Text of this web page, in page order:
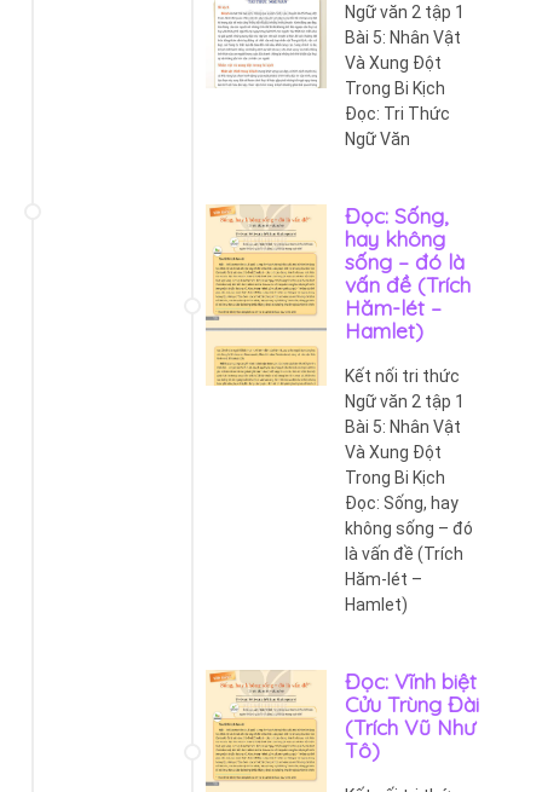
Ngữ văn 2 tập 1
Bài 5: Nhân Vật
Và Xung Đột
Trong Bi Kịch
Đọc: Tri Thức
Ngữ Văn
Đọc: Sống,
hay không
sống – đó là
vấn đề (Trích
Hăm-lét –
Hamlet)
Kết nối tri thức
Ngữ văn 2 tập 1
Bài 5: Nhân Vật
Và Xung Đột
Trong Bi Kịch
Đọc: Sống, hay
không sống – đó
là vấn đề (Trích
Hăm-lét –
Hamlet)
Đọc: Vĩnh biệt
Cửu Trùng Đài
(Trích Vũ Như
Tô)